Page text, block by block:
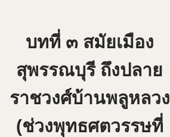
บทที่ ๓ สมัยเมือง
สุพรรณบุรี ถึงปลาย
ราชวงศ์บ้านพลูหลวง
(ช่วงพุทธศตวรรษที่